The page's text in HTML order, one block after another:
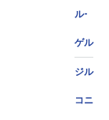
ル-
ゲル
ジル
コニ